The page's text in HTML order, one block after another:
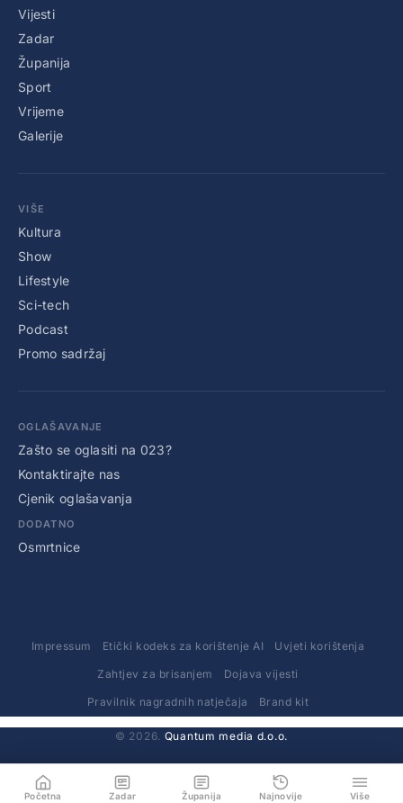
Vijesti
Zadar
Županija
Sport
Vrijeme
Galerije
VIŠE
Kultura
Show
Lifestyle
Sci-tech
Podcast
Promo sadržaj
OGLAŠAVANJE
Zašto se oglasiti na 023?
Kontaktirajte nas
Cjenik oglašavanja
DODATNO
Osmrtnice
Impressum Etički kodeks za korištenje AI Uvjeti korištenja
Zahtjev za brisanjem Dojava vijesti
Pravilnik nagradnih natječaja Brand kit
© 2026. Quantum media d.o.o.
Početna Zadar Županija Najnovije Više